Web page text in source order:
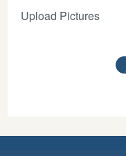
Upload Pictures